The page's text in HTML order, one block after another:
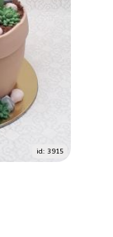
id: 3915